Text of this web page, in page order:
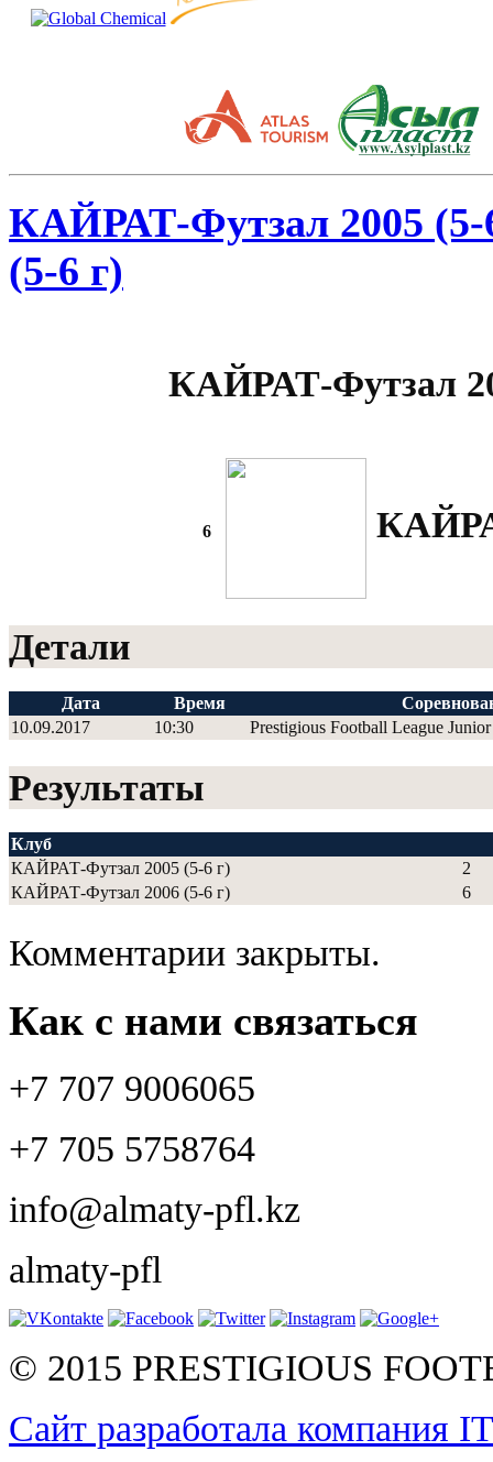
КАЙРАТ-Футзал 2005
(5-6 г)
КАЙРАТ-Футзал
6
Детали
Дата Время
10.09.2017
10:30 Prestigious Football League Junior
Результаты
Клуб
КАЙРАТ-Футзал 2005 (5-6 г)
2
КАЙРАТ-Футзал 2006 (5-6 г)
6
Комментарии закрыты.
Как с нами связаться
+7 707 9006065
+7 705 5758764
info@almaty-pfl.kz
almaty-pfl
© 2015 PRESTIGIOUS
Сайт разработала компания